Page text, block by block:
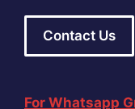
Contact Us
For Whatsapp